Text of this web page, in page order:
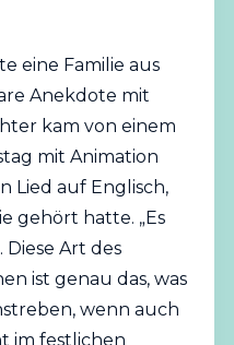
eine Familie aus
Anekdote mit
kam von einem
mit Animation
Lied auf Englisch,
gehört hatte. „Es
Diese Art des
ist genau das, was
wenn auch
im festlichen